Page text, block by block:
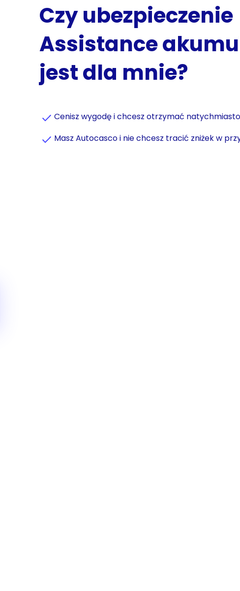
Czy ubezpieczenie
Assistance
jest dla mnie?
Cenisz wygodę i chcesz otrzymać
Masz Autocasco i nie chcesz tracić zniżek w